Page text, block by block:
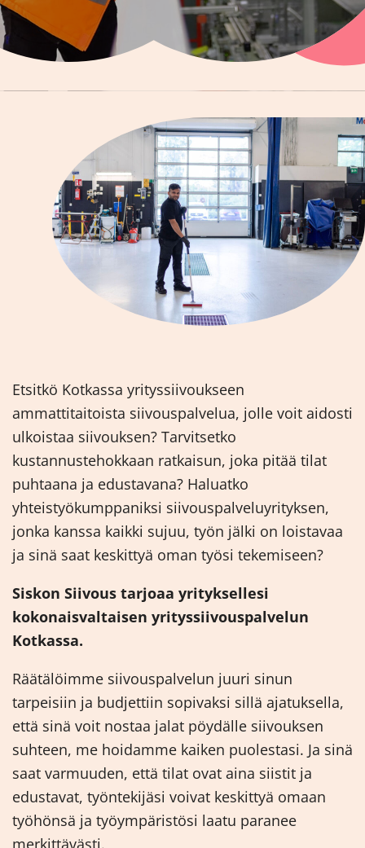
Etsitkö Kotkassa yrityssiivoukseen
ammattitaitoista siivouspalvelua, jolle voit aidosti
ulkoistaa siivouksen? Tarvitsetko
kustannustehokkaan ratkaisun, joka pitää tilat
puhtaana ja edustavana? Haluatko
yhteistyökumppaniksi siivouspalveluyrityksen,
jonka kanssa kaikki sujuu, työn jälki on loistavaa
ja sinä saat keskittyä oman työsi tekemiseen?
Siskon Siivous tarjoaa yrityksellesi
kokonaisvaltaisen yrityssiivouspalvelun
Kotkassa.
Räätälöimme siivouspalvelun juuri sinun
tarpeisiin ja budjettiin sopivaksi sillä ajatuksella,
että sinä voit nostaa jalat pöydälle siivouksen
suhteen, me hoidamme kaiken puolestasi. Ja sinä
saat varmuuden, että tilat ovat aina siistit ja
edustavat, työntekijäsi voivat keskittyä omaan
työhönsä ja työympäristösi laatu paranee
merkittävästi.